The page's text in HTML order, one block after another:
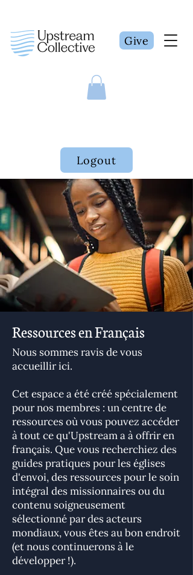
Give
Logout
Ressources en Français
Nous sommes ravis de vous
accueillir ici.
Cet espace a été créé spécialement
pour nos membres : un centre de
ressources où vous pouvez accéder
à tout ce qu'Upstream a à offrir en
français. Que vous recherchiez des
guides pratiques pour les églises
d'envoi, des ressources pour le soin
intégral des missionnaires ou du
contenu soigneusement
sélectionné par des acteurs
mondiaux, vous êtes au bon endroit
(et nous continuerons à le
développer !).